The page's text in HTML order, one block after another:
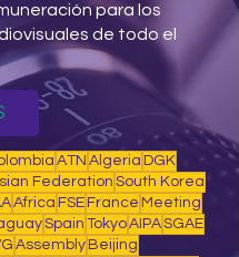
para los
de todo el
ATN Algeria DGK
Federation South Korea
Africa FSE France Meeting
Spain TokyoAIPASGAE
Assembly Beijing